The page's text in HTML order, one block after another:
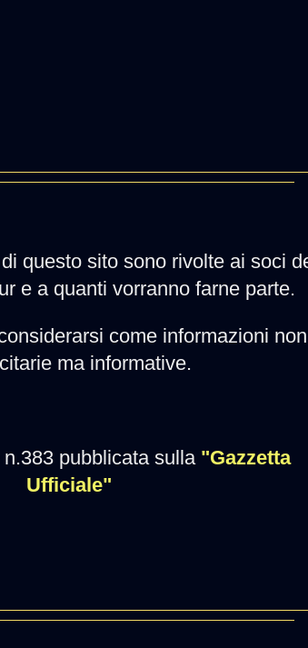
questo sito sono rivolte ai soci
e a quanti vorranno farne parte.
come informazioni non
ma informative.
pubblicata sulla "Gazzetta
Ufficiale"